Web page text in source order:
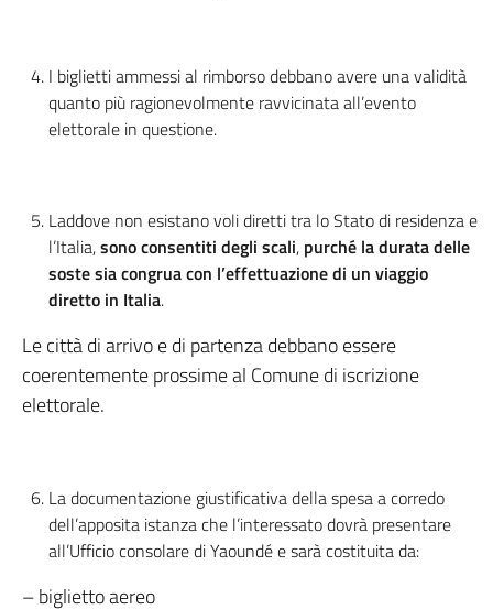
I biglietti ammessi al rimborso debbano avere una validità
quanto più ragionevolmente ravvicinata all’evento
elettorale in questione.
Laddove non esistano voli diretti tra lo Stato di residenza e
l’Italia,sono consentiti degli scali, purché la durata delle
soste sia congrua con l’effettuazione di un viaggio
diretto in Italia.
Le città di arrivo e di partenza debbano essere
coerentemente prossime al Comune di iscrizione
elettorale.
La documentazione giustificativa della spesa a corredo
dell’apposita istanza che l’interessato dovrà presentare
all’Ufficio consolare di Yaoundé e sarà costituita da:
– biglietto aereo